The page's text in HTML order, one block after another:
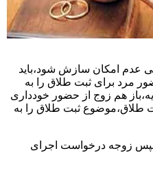
عدم امکان سازش شود،باید
مرد برای ثبت طلاق را به
هم زوج از حضور خودداری
طلاق،موضوع ثبت طلاق را به
زوجه درخواست اجرای